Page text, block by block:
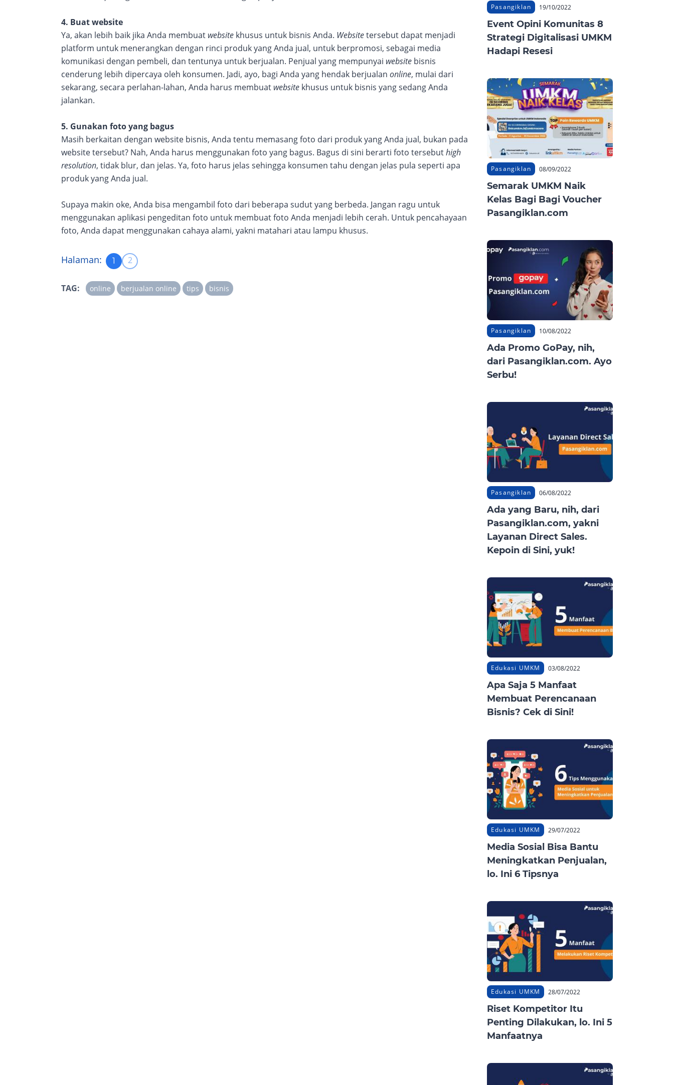
4. Buat website
Ya, akan lebih baik jika Anda membuat website khusus untuk bisnis Anda. Websitetersebut dapat menjadi
platform untuk menerangkan dengan rinci produk yang Anda jual, untuk berpromosi, sebagai media
komunikasi dengan pembeli, dan tentunya untuk berjualan. Penjual yang mempunyai website bisnis
cenderung lebih dipercaya oleh konsumen. Jadi, ayo, bagi Anda yang hendak berjualan online, mulai dari
sekarang, secara perlahan-lahan, Anda harus membuat website khusus untuk bisnis yang sedang Anda
jalankan.
5. Gunakan foto yang bagus
Masih berkaitan dengan website bisnis, Anda tentu memasang foto dari produk yang Anda jual, bukan pada
website tersebut? Nah, Anda harus menggunakan foto yang bagus. Bagus di sini berarti foto tersebuthigh
resolution, tidak blur, dan jelas. Ya, foto harus jelas sehingga konsumen tahu dengan jelas pula seperti apa
produk yang Anda jual.
Supaya makin oke, Anda bisa mengambil foto dari beberapa sudut yang berbeda. Jangan ragu untuk
menggunakan aplikasi pengeditan foto untuk membuat foto Anda menjadi lebih cerah. Untuk pencahayaan
foto, Anda dapat menggunakan cahaya alami, yakni matahari atau lampu khusus.
Halaman: 1 2
TAG: online berjualan online tips bisnis
Pasangiklan 19/10/2022
Event Opini Komunitas 8
Strategi Digitalisasi UMKM
Hadapi Resesi
Pasangiklan 08/09/2022
Semarak UMKM Naik
Kelas Bagi Bagi Voucher
Pasangiklan.com
Pasangiklan 10/08/2022
Ada Promo GoPay, nih,
dari Pasangiklan.com. Ayo
Serbu!
Pasangiklan 06/08/2022
Ada yang Baru, nih, dari
Pasangiklan.com, yakni
Layanan Direct Sales.
Kepoin di Sini, yuk!
Edukasi UMKM 03/08/2022
Apa Saja 5 Manfaat
Membuat Perencanaan
Bisnis? Cek di Sini!
Edukasi UMKM 29/07/2022
Media Sosial Bisa Bantu
Meningkatkan Penjualan,
lo. Ini 6 Tipsnya
Edukasi UMKM 28/07/2022
Riset Kompetitor Itu
Penting Dilakukan, lo. Ini 5
Manfaatnya